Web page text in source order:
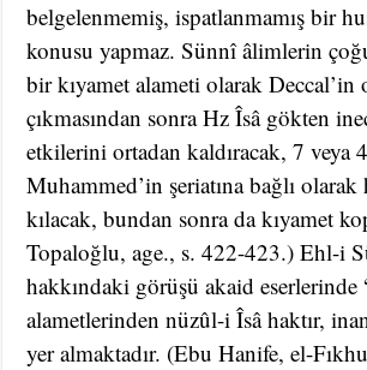
belgelenmemiş, ispatlanmamış bir
konusu yapmaz. Sünnî âlimlerin
bir kıyamet alameti olarak Deccal’in
çıkmasından sonra Hz Îsâ gökten
etkilerini ortadan kaldıracak, 7 veya
Muhammed’in şeriatına bağlı
kılacak, bundan sonra da kıyamet
Topaloğlu, age., s. 422-423.) Ehl-i
hakkındaki görüşü akaid eserlerinde
alametlerinden nüzûl-i Îsâ haktır,
yer almaktadır. (Ebu Hanife, el-